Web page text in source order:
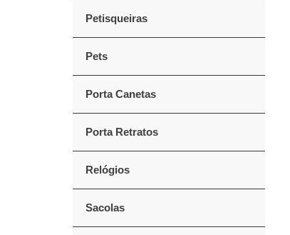
Petisqueiras
Pets
Porta Canetas
Porta Retratos
Relógios
Sacolas